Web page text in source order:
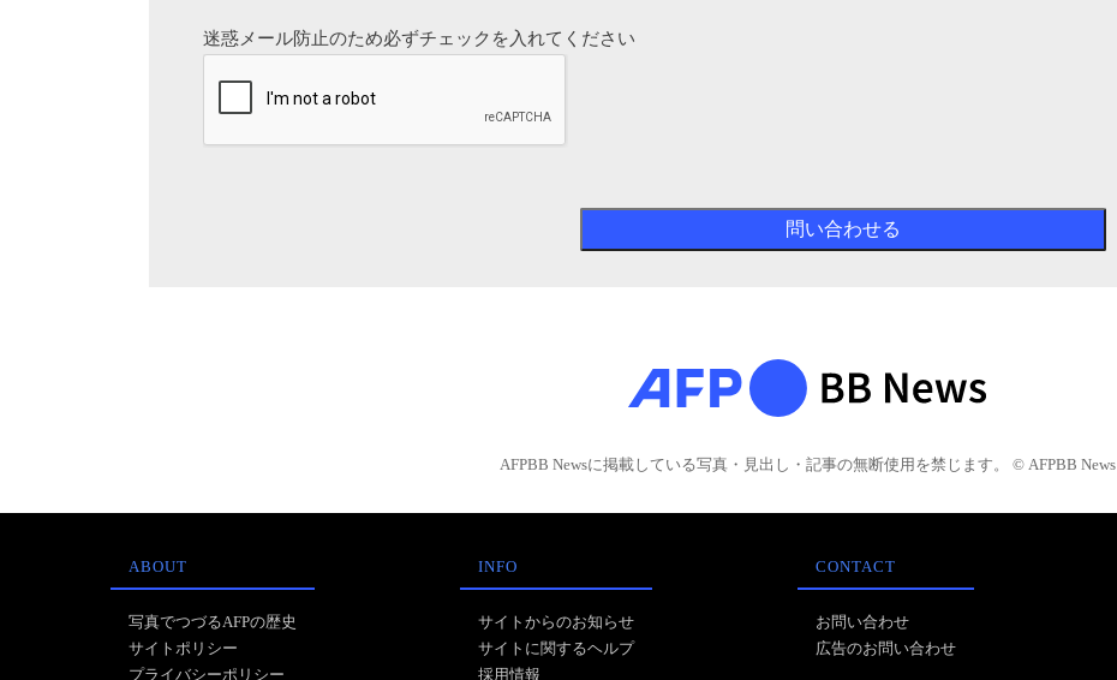
迷惑メール防止のため必ずチェックを入れてください
AFPBB Newsに掲載している写真・見出し・記事の無断使用を禁じます。 © AFPBB News
ABOUT
写真でつづるAFPの歴史
サイトポリシー
プライバシーポリシー
INFO
サイトからのお知らせ
サイトに関するヘルプ
採用情報
CONTACT
お問い合わせ
広告のお問い合わせ